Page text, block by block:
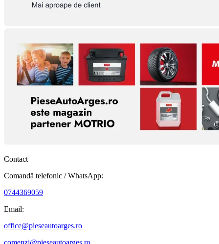
Contact
Comandă telefonic / WhatsApp:
0744369059
Email:
office@pieseautoarges.ro
comenzi@pieseautoarges.ro